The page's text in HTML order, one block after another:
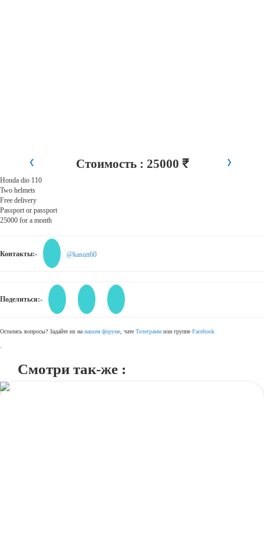
❮ ❯
Стоимость : 25000 ₹
Honda dio 110
Two helmets
Free delivery
Passport or passport
25000 for a month
Контакты:- @kasun60
Поделиться:-
Остались вопросы? Задайте их на нашем форуме , чате Телеграмм или группе Facebook
Смотри так-же :